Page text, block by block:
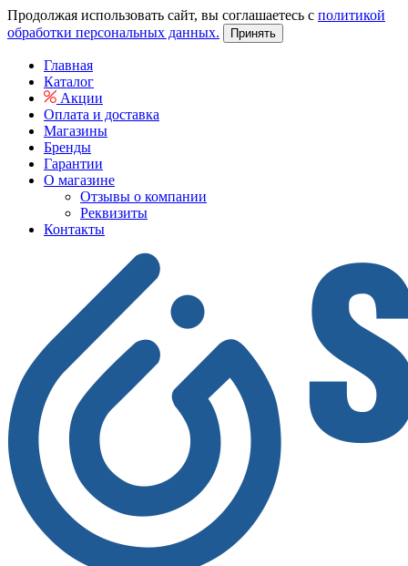
Продолжая использовать сайт, вы соглашаетесь с политикой
обработки персональных данных.
Принять
Главная
Каталог
Акции
Оплата и доставка
Магазины
Бренды
Гарантии
О магазине
Отзывы о компании
Реквизиты
Контакты